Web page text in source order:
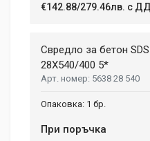
€142.88/279.46лв. с
Свредло за бетон
28X540/400 5*
5638 28 540
1 бр.
При поръчка